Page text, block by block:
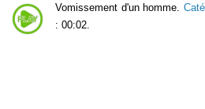
Vomissement d'un homme.
: 00:02.